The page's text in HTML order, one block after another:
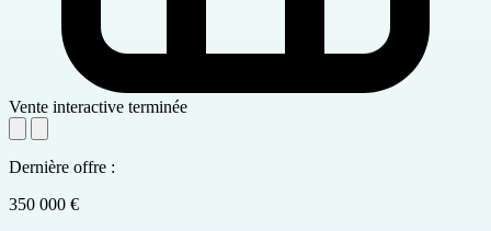
Vente interactive terminée
Dernière offre :
350 000 €